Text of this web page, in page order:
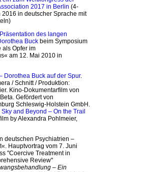
2017 in Berlin (4-
in deutscher Sprache mit
des langen
Buck beim Symposium
als Opfer im
am 12. Mai 2010 in
Dorothea Buck auf der Spur.
/ Schnitt / Produktion:
Kino-Dokumentarfilm von
Gefördert von
Schleswig-Holstein GmbH.
Sky and Beyond – On the Trail
film by Alexandra Pohlmeier,
deutschen Psychiatrien –
Hauptvortrag vom 7. Juni
"Coercive Treatment in
Review"
– Ein